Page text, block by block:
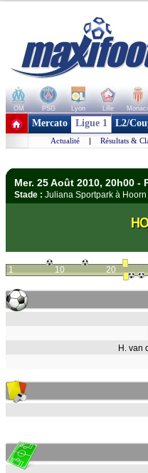
OM PSG Lyon Lille
+ de clubs
Mercato Ligue 1 L2/
Actualité | Résultats &
Mer. 25 Août 2010, 20h00 -
Stade : Juliana Sportpark à
1 10 20
H. van